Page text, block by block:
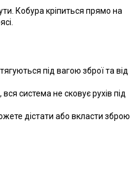
Кобура кріпиться прямо на
під вагою зброї та від
система не сковує рухів під
дістати або вкласти зброю